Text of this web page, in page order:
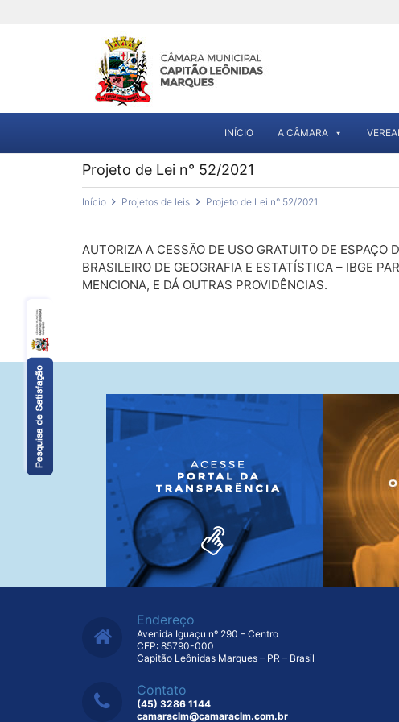
INÍCIO A CÂMARA
Projeto de Lei n° 52/2021
Início Projetos de leis Projeto de Lei n° 52/2021
AUTORIZA A CESSÃO DE USO GRATUITO DE ESPAÇO
BRASILEIRO DE GEOGRAFIA E ESTATÍSTICA – IBGE
MENCIONA, E DÁ OUTRAS PROVIDÊNCIAS.
Endereço
Avenida Iguaçu nº 290 – Centro
CEP: 85790-000
Capitão Leônidas Marques – PR – Brasil
Contato
(45) 3286 1144
camaraclm@camaraclm.com.br